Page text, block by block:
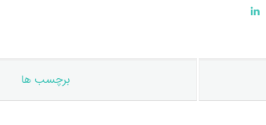
برچسب ها